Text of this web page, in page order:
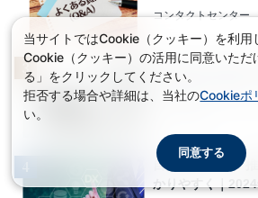
コンタクトセンター
カスタマーサポ
つなげる3つのポ
自治体DXとは？
かりやすく｜
当サイトではCookie（クッキー）を利用
Cookie（クッキー）の活用に同意いただ
る」をクリックしてください。
拒否する場合や詳細は、当社のCookieポ
い。
同意する